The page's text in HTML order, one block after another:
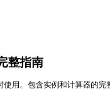
整指南
用。包含实例和计算器的完